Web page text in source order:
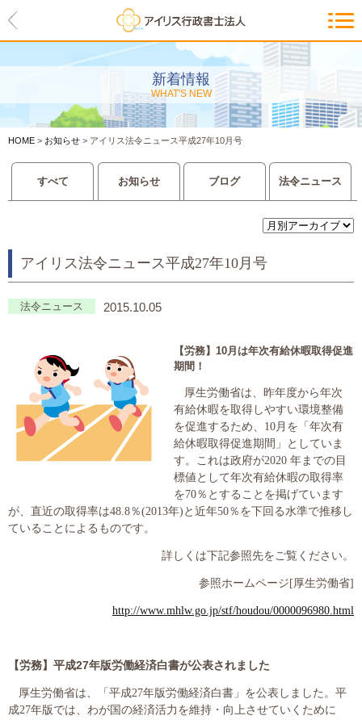
新着情報
WHAT'S NEW
HOME > お知らせ > アイリス法令ニュース平成27年10月号
すべて お知らせ ブログ 法令ニュース
アイリス法令ニュース平成27年10月号
法令ニュース 2015.10.05
【労務】 10月は年次有給休暇取得促進
期間！
厚生労働省は、昨年度から年次
有給休暇を取得しやすい環境整備
を促進するため、 10月を「年次有
給休暇取得促進期間」としていま
す。これは政府が2020 年までの目
標値として年次有給休暇の取得率
を70％とすることを掲げています
が、直近の取得率は48.8％(2013年) と近年50％を下回る水準で推移し
ていることによるものです。
詳しくは下記参照先をご覧ください。
参照ホームページ [厚生労働省]
http://www.mhlw.go.jp/stf/houdou/0000096980.html
【労務】 平成27年版労働経済白書が公表されました
厚生労働省は、「平成27年版労働経済白書」を公表しました。平
成27年版では、わが国の経済活力を維持・向上させていくために
HOME
アイリスの紹介
代表ご挨拶・経営理念・アイリス
のお約束
会社概要・アクセスマップ
サービス一覧
入管等外国人各種手続き
建設業許可申請
事業に必要な許認可取得サポート
その他各種手続き
費用の目安
実績一覧
よくあるご質問
採用情報・パートナー募集
お問い合わせ